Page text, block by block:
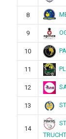
8
9
10
11
12
13
14